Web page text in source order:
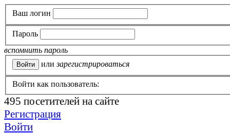
Ваш логин
Пароль
вспомнить пароль
или зарегистрироваться
Войти как пользователь:
495 посетителей на сайте
Регистрация
Войти